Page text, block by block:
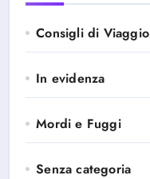
Consigli di Viaggio
In evidenza
Mordi e Fuggi
Senza categoria